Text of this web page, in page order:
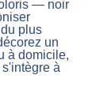
— noir
plus
un
à domicile,
à